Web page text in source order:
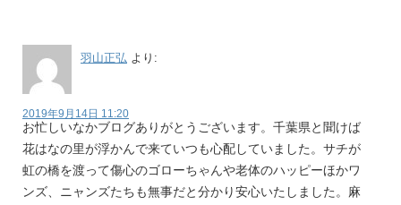
羽山正弘 より:
2019年9月14日 11:20
お忙しいなかブログありがとうございます。千葉県と聞けば
花はなの里が浮かんで来ていつも心配していました。サチが
虹の橋を渡って傷心のゴローちゃんや老体のハッピーほかワ
ンズ、ニャンズたちも無事だと分かり安心いたしました。麻